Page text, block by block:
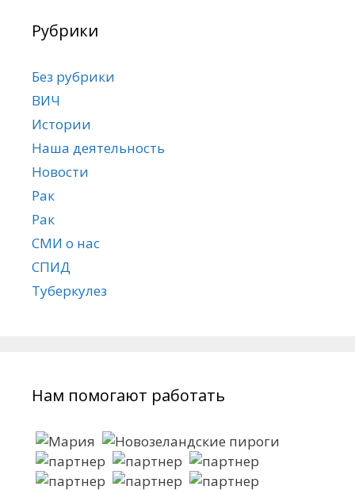
Рубрики
Без рубрики
ВИЧ
Истории
Наша деятельность
Новости
Рак
Рак
СМИ о нас
СПИД
Туберкулез
Нам помогают работать